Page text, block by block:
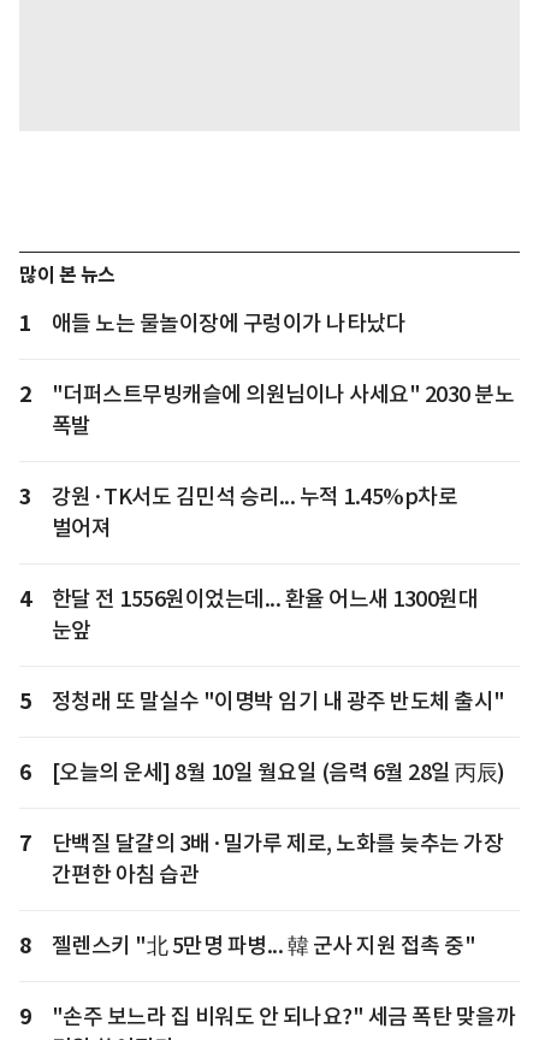
많이 본 뉴스
1 애들 노는 물놀이장에 구렁이가 나타났다
2
"더퍼스트무빙캐슬에 의원님이나 사세요" 2030 분노
폭발
3
강원·TK서도 김민석 승리... 누적 1.45%p차로
벌어져
4
한달 전 1556원이었는데... 환율 어느새 1300원대
눈앞
5 정청래 또 말실수 "이명박 임기 내 광주 반도체 출시"
6 [오늘의 운세] 8월 10일 월요일 (음력 6월 28일 丙辰)
7
단백질 달걀의 3배·밀가루 제로, 노화를 늦추는 가장
간편한 아침 습관
8 젤렌스키 "北 5만명 파병... 韓 군사 지원 접촉 중"
9
"손주 보느라 집 비워도 안 되나요?" 세금 폭탄 맞을까